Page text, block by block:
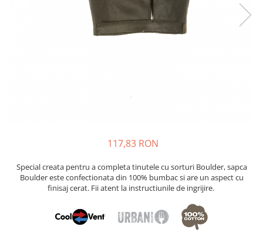
117,83 RON
Special creata pentru a completa tinutele cu sorturi Boulder, sapca
Boulder este confectionata din 100% bumbac si are un aspect cu
finisaj cerat. Fii atent la instructiunile de ingrijire.